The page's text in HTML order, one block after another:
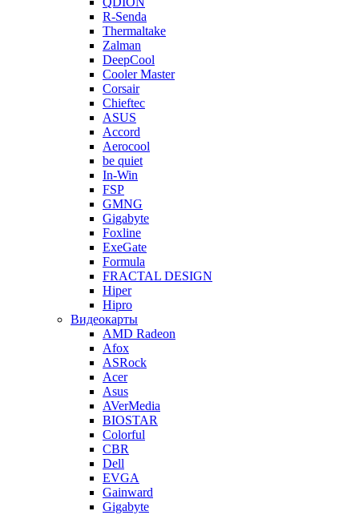
R-Senda
Thermaltake
Zalman
DeepCool
Cooler Master
Corsair
Chieftec
ASUS
Accord
Aerocool
be quiet
In-Win
FSP
GMNG
Gigabyte
Foxline
ExeGate
Formula
FRACTAL DESIGN
Hiper
Hipro
Видеокарты
AMD Radeon
Afox
ASRock
Acer
Asus
AVerMedia
BIOSTAR
Colorful
CBR
Dell
EVGA
Gainward
Gigabyte